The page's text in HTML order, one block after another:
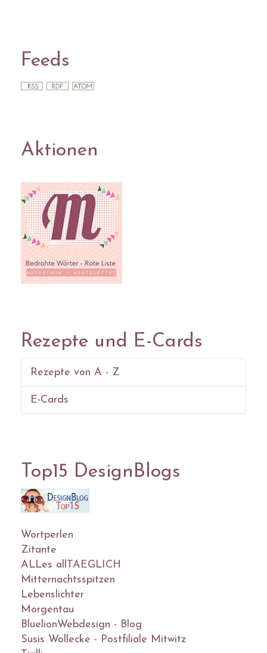
Feeds
Aktionen
Rezepte und E-Cards
Rezepte von A - Z
E-Cards
Top15 DesignBlogs
Wortperlen
Zitante
ALLes allTAEGLICH
Mitternachtsspitzen
Lebenslichter
Morgentau
BluelionWebdesign - Blog
Susis Wollecke - Postfiliale Mitwitz